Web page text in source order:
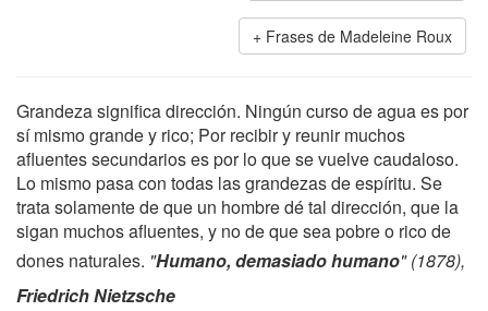
Frases de Madeleine Roux
Grandeza significa dirección. Ningún curso de agua es por
sí mismo grande y rico; Por recibir y reunir muchos
afluentes secundarios es por lo que se vuelve caudaloso.
Lo mismo pasa con todas las grandezas de espíritu. Se
trata solamente de que un hombre dé tal dirección, que la
sigan muchos afluentes, y no de que sea pobre o rico de
dones naturales. "Humano, demasiado humano" (1878),
Friedrich Nietzsche